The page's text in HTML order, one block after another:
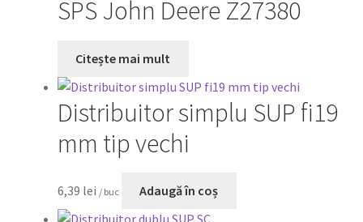
SPS John Deere Z27380
Citește mai mult
Distribuitor simplu SUP fi19
mm tip vechi
6,39 lei / buc Adaugă în coș